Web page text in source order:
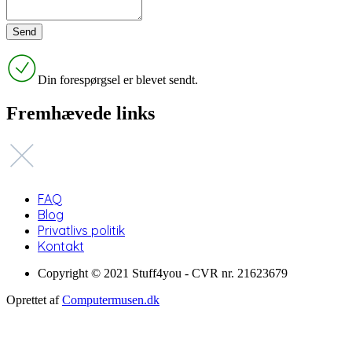
Din forespørgsel er blevet sendt.
Fremhævede links
FAQ
Blog
Privatlivs politik
Kontakt
Copyright © 2021 Stuff4you - CVR nr. 21623679
Oprettet afComputermusen.dk